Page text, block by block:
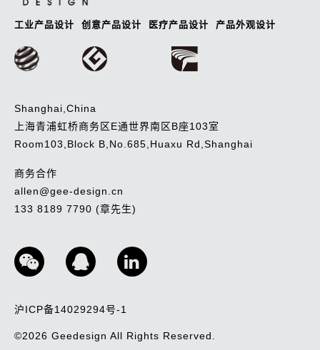
工业产品设计 创意产品设计 医疗产品设计 产品外观设计
Shanghai,China
上海青浦虹桥商务区E通世界南区B座103室
Room103,Block B,No.685,Huaxu Rd,Shanghai
商务合作
allen@gee-design.cn
133 8189 7790 (章先生)
沪ICP备14029294号-1
©2026 Geedesign All Rights Reserved.